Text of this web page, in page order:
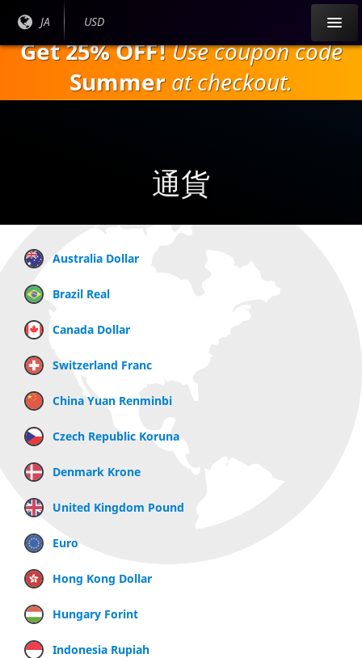
へ
キ
現在
語：
JA
現在の
USD
Get 25% OFF!Use coupon code
Summer at checkout.
通貨
Australia Dollar
Brazil Real
Canada Dollar
Switzerland Franc
China Yuan Renminbi
Czech Republic Koruna
Denmark Krone
United Kingdom Pound
Euro
Hong Kong Dollar
Hungary Forint
Indonesia Rupiah